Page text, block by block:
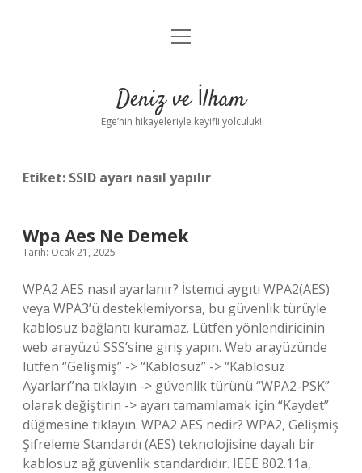
Anasayfa
Yasal Uyarı
menüyü
Deniz ve İlham
Ege’nin hikayeleriyle keyifli yolculuk!
Etiket: SSID ayarı nasıl yapılır
Wpa Aes Ne Demek
Tarih: Ocak 21, 2025
WPA2 AES nasıl ayarlanır? İstemci aygıtı WPA2(AES)
veya WPA3’ü desteklemiyorsa, bu güvenlik türüyle
kablosuz bağlantı kuramaz. Lütfen yönlendiricinin
web arayüzü SSS’sine giriş yapın. Web arayüzünde
lütfen “Gelişmiş” -> “Kablosuz” -> “Kablosuz
Ayarları”na tıklayın -> güvenlik türünü “WPA2-PSK”
olarak değiştirin -> ayarı tamamlamak için “Kaydet”
düğmesine tıklayın. WPA2 AES nedir? WPA2, Gelişmiş
Şifreleme Standardı (AES) teknolojisine dayalı bir
kablosuz ağ güvenlik standardıdır. IEEE 802.11a,